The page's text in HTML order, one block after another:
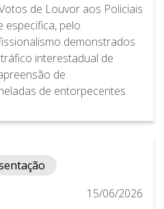
de Louvor aos Policiais
especifica, pelo
demonstrados
interestadual de
de
de entorpecentes.
15/06/2026